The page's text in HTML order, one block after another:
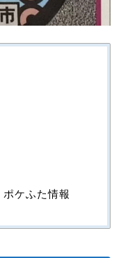
ケふた情報